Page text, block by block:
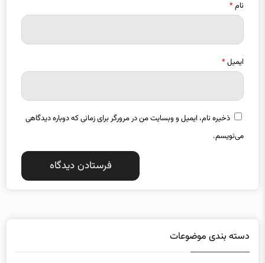
نام*
ایمیل*
ذخیره نام، ایمیل و وبسایت من در مرورگر برای زمانی که دوباره دیدگاهی
می‌نویسم.
دسته بندی موضوعات